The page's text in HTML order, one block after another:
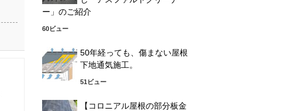
ー」のご紹介
60ビュー
50年経っても、傷まない屋根
下地通気施工。
51ビュー
【コロニアル屋根の部分板金